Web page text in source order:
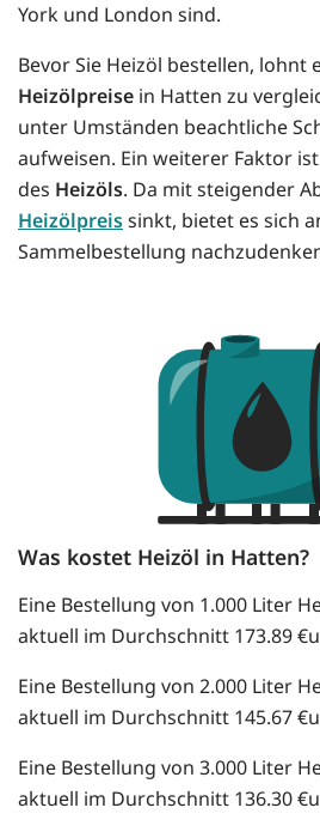
York und London sind.
Bevor Sie Heizöl bestellen, lohnt
Heizölpreise in Hatten zu
unter Umständen beachtliche
aufweisen. Ein weiterer Faktor
des Heizöls. Da mit steigender
Heizölpreissinkt, bietet es sich
Sammelbestellung
Was kostet Heizöl in Hatten?
Eine Bestellung von 1.000 Liter
aktuell im Durchschnitt 173.89
Eine Bestellung von 2.000 Liter
aktuell im Durchschnitt 145.67
Eine Bestellung von 3.000 Liter
aktuell im Durchschnitt 136.30